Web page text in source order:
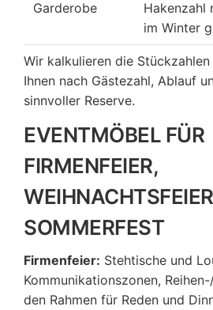
Garderobe
Hakenzahl
im Winter
Wir kalkulieren die
Ihnen nach Gästezahl, Ablauf
sinnvoller Reserve.
EVENTMÖBEL FÜR
FIRMENFEIER,
SOMMERFEST
Firmenfeier: Stehtische und
Kommunikationszonen,
den Rahmen für Reden und